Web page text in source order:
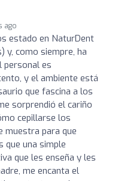
ago
estado en NaturDent
y, como siempre, ha
personal es
y el ambiente está
que fascina a los
sorprendió el cariño
cepillarse los
muestra para que
que una simple
que les enseña y les
me encanta el